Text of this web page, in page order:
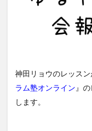
神田リョウのレッス
ラム塾オンライン 』
します。